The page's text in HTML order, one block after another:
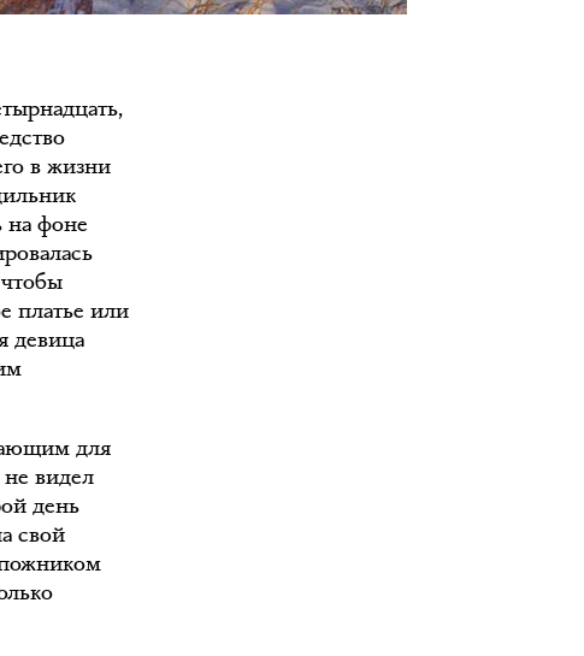
в жизни
на фоне
платье или
девица
для
видел
день
свой